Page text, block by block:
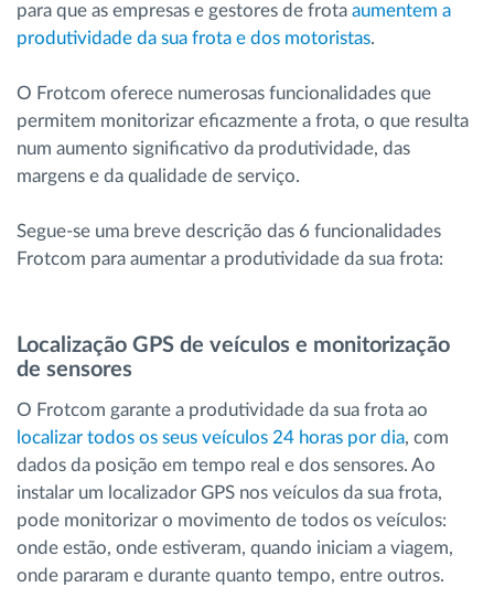
para que as empresas e gestores de frota aumentem a
produtividade da sua frota e dos motoristas.
O Frotcom oferece numerosas funcionalidades que
permitem monitorizar eficazmente a frota, o que resulta
num aumento significativo da produtividade, das
margens e da qualidade de serviço.
Segue-se uma breve descrição das 6 funcionalidades
Frotcom para aumentar a produtividade da sua frota:
Localização GPS de veículos e monitorização
de sensores
O Frotcom garante a produtividade da sua frota ao
localizar todos os seus veículos 24 horas por dia, com
dados da posição em tempo real e dos sensores. Ao
instalar um localizador GPS nos veículos da sua frota,
pode monitorizar o movimento de todos os veículos:
onde estão, onde estiveram, quando iniciam a viagem,
onde pararam e durante quanto tempo, entre outros.